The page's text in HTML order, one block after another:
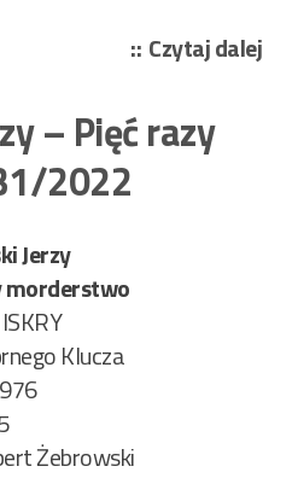
Czytaj dalej
– Pięć razy
2022
Jerzy
morderstwo
Klucza
Żebrowski